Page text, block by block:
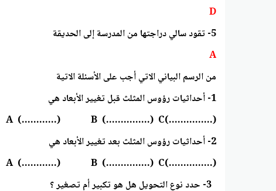
D
5- تقود سالي دراجتها من المدرسة إلى الحديقة
A
من الرسم البياني الاتي أجب على الأسئلة الاتية
1- أحداثيات رؤوس المثلث قبل تغيير الأبعاد هي
(……………)A (…………) B (……………) C
2- أحداثيات رؤوس المثلث بعد تغيير الأبعاد هي
(……………)A (…………) B (……………) C